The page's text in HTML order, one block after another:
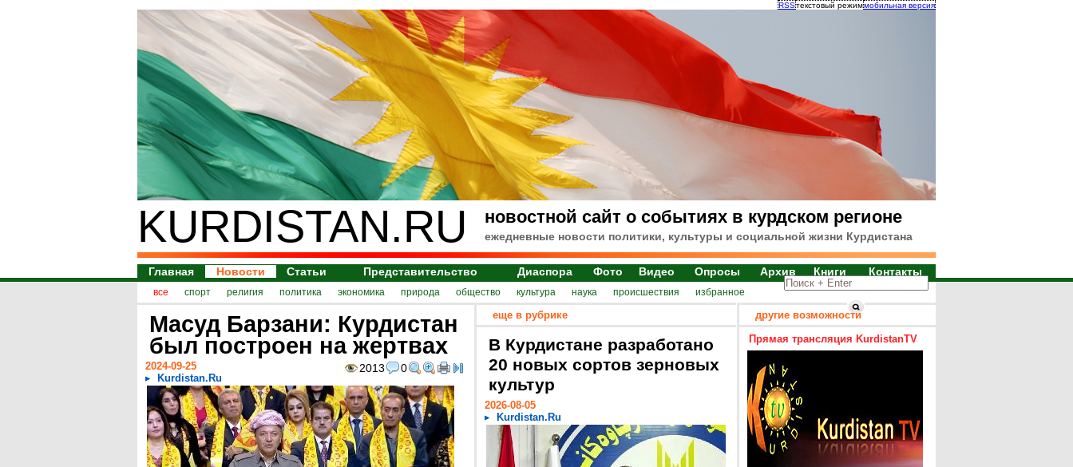
RSSтекстовый режиммобильная версия
KURDISTAN.RU новостной сайт о событиях в курдском регионе
ежедневные новости политики, культуры и социальной жизни Курдистана
Главная Новости Статьи Представительство Диаспора Фото Видео Опросы Архив Книги Контакты
все спорт религия политика экономика природа общество культура наука происшествия избранное
Масуд Барзани: Курдистан
был построен на жертвах
2013 0
2024-09-25
Kurdistan.Ru
еще в рубрике
В Курдистане разработано
20 новых сортов зерновых
культур
2026-08-05
Kurdistan.Ru
другие возможности
Прямая трансляция KurdistanTV